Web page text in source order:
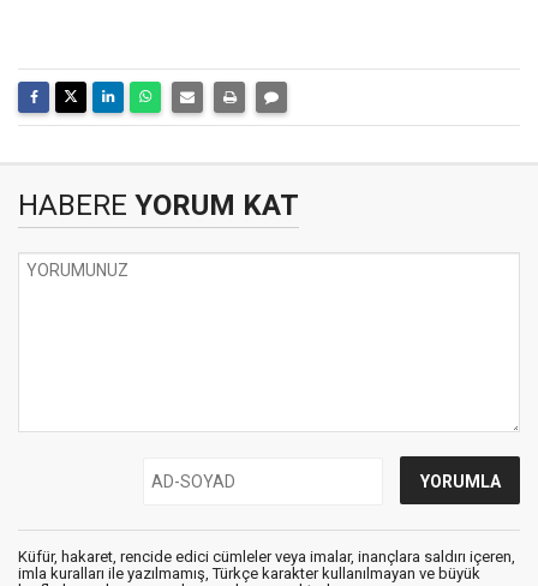
HABERE YORUM KAT
Küfür, hakaret, rencide edici cümleler veya imalar, inançlara saldırı içeren,
imla kuralları ile yazılmamış, Türkçe karakter kullanılmayan ve büyük